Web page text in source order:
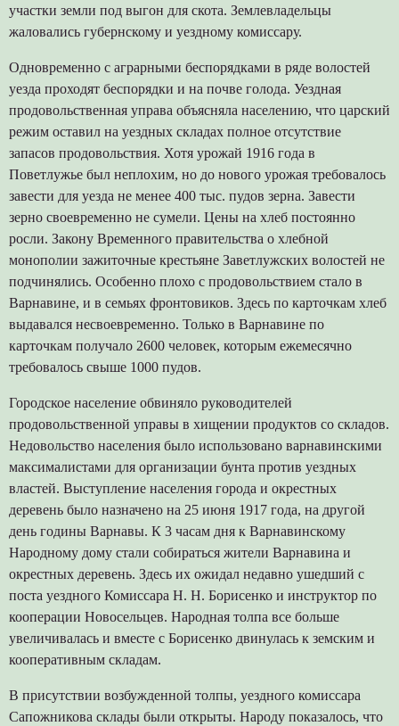
участки земли под выгон для скота. Землевладельцы
жаловались губернскому и уездному комиссару.
Одновременно с аграрными беспорядками в ряде волостей
уезда проходят беспорядки и на почве голода. Уездная
продовольственная управа объясняла населению, что царский
режим оставил на уездных складах полное отсутствие
запасов продовольствия. Хотя урожай 1916 года в
Поветлужье был неплохим, но до нового урожая требовалось
завести для уезда не менее 400 тыс. пудов зерна. Завести
зерно своевременно не сумели. Цены на хлеб постоянно
росли. Закону Временного правительства о хлебной
монополии зажиточные крестьяне Заветлужских волостей не
подчинялись. Особенно плохо с продовольствием стало в
Варнавине, и в семьях фронтовиков. Здесь по карточкам хлеб
выдавался несвоевременно. Только в Варнавине по
карточкам получало 2600 человек, которым ежемесячно
требовалось свыше 1000 пудов.
Городское население обвиняло руководителей
продовольственной управы в хищении продуктов со складов.
Недовольство населения было использовано варнавинскими
максималистами для организации бунта против уездных
властей. Выступление населения города и окрестных
деревень было назначено на 25 июня 1917 года, на другой
день годины Варнавы. К 3 часам дня к Варнавинскому
Народному дому стали собираться жители Варнавина и
окрестных деревень. Здесь их ожидал недавно ушедший с
поста уездного Комиссара Н. Н. Борисенко и инструктор по
кооперации Новосельцев. Народная толпа все больше
увеличивалась и вместе с Борисенко двинулась к земским и
кооперативным складам.
В присутствии возбужденной толпы, уездного комиссара
Сапожникова склады были открыты. Народу показалось, что